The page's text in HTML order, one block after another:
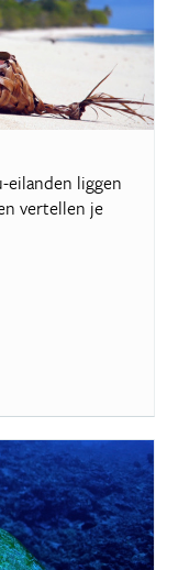
eilanden liggen
vertellen je